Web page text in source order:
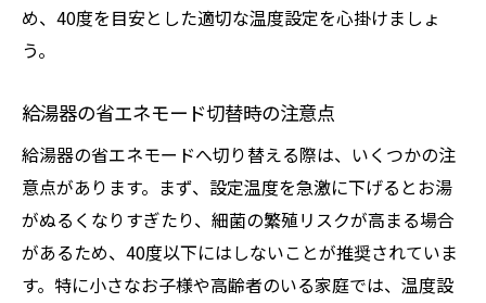
め、40度を目安とした適切な温度設定を心掛けましょ
う。
給湯器の省エネモード切替時の注意点
給湯器の省エネモードへ切り替える際は、いくつかの注
意点があります。まず、設定温度を急激に下げるとお湯
がぬるくなりすぎたり、細菌の繁殖リスクが高まる場合
があるため、40度以下にはしないことが推奨されていま
す。特に小さなお子様や高齢者のいる家庭では、温度設